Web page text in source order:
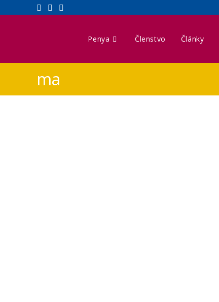
Penya Členstvo Články
ma